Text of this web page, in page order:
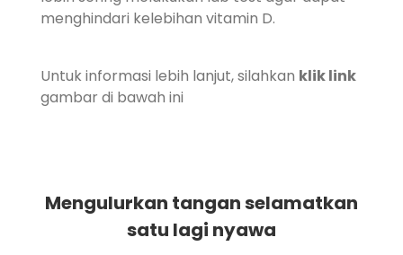
menghindari kelebihan vitamin D.
Untuk informasi lebih lanjut, silahkan klik link
gambar di bawah ini
Mengulurkan tangan selamatkan
satu lagi nyawa